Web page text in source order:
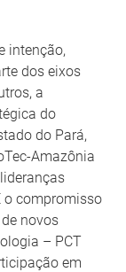
intenção,
dos eixos
a
do
do Pará,
Amazônia
o compromisso
novos
– PCT
em